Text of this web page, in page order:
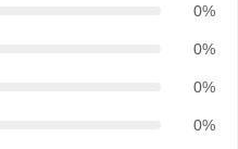
0%
0%
0%
0%